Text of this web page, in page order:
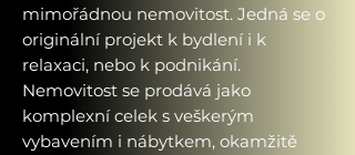
mimořádnou nemovitost. Jedná se o
originální projekt k bydlení i k
relaxaci, nebo k podnikání.
Nemovitost se prodává jako
komplexní celek s veškerým
vybavením i nábytkem, okamžitě